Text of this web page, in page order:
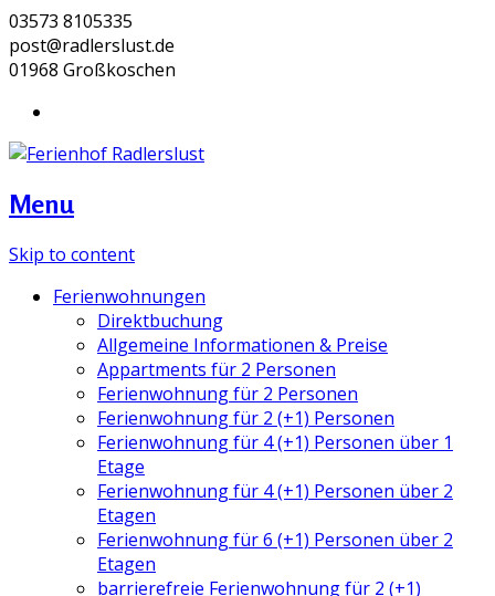
03573 8105335
post@radlerslust.de
01968 Großkoschen
Menu
Skip to content
Ferienwohnungen
Direktbuchung
Allgemeine Informationen & Preise
Appartments für 2 Personen
Ferienwohnung für 2 Personen
Ferienwohnung für 2 (+1) Personen
Ferienwohnung für 4 (+1) Personen über 1
Etage
Ferienwohnung für 4 (+1) Personen über 2
Etagen
Ferienwohnung für 6 (+1) Personen über 2
Etagen
barrierefreie Ferienwohnung für 2 (+1)